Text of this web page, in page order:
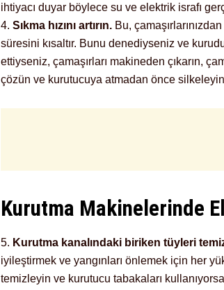
ihtiyacı duyar böylece su ve elektrik israfı
4. Sıkma hızını artırın. Bu,
süresini kısaltır. Bunu denediyseniz ve
ettiyseniz, çamaşırları makineden çıkarın,
çözün ve kurutucuya atmadan önce
Kurutma Makinelerinde
5. Kurutma kanalındaki biriken tüyleri
iyileştirmek ve yangınları önlemek için her
temizleyin ve kurutucu tabakaları